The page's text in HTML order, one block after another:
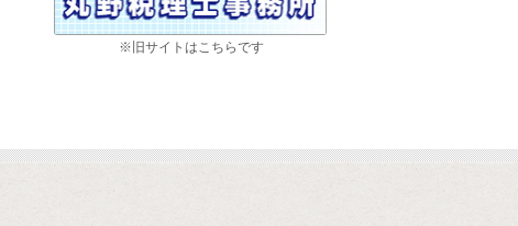
※旧サイトはこちらです